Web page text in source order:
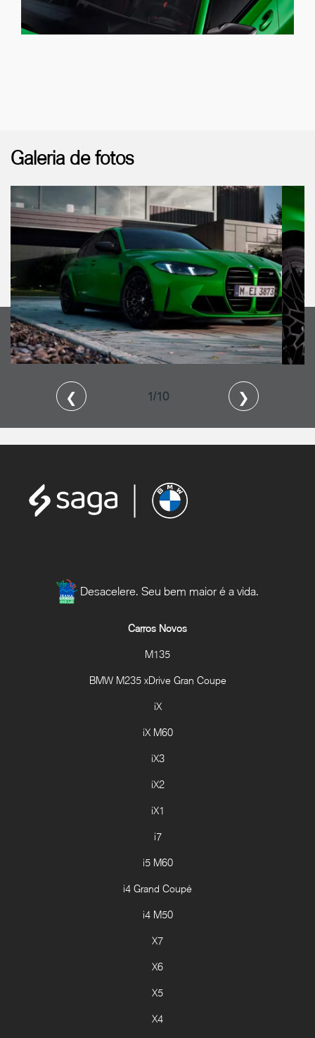
Galeria de fotos
❮ 2/10 ❯
Desacelere. Seu bem maior é a vida.
Carros Novos
M135
BMW M235 xDrive Gran Coupe
iX
iX M60
iX3
iX2
iX1
i7
i5 M60
i4 Grand Coupé
i4 M50
X7
X6
X5
X4